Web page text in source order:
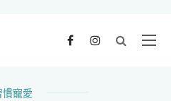
慣寵愛